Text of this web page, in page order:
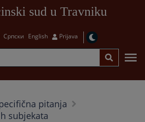
sud u Travniku
Српски English Prijava
pitanja
subjekata